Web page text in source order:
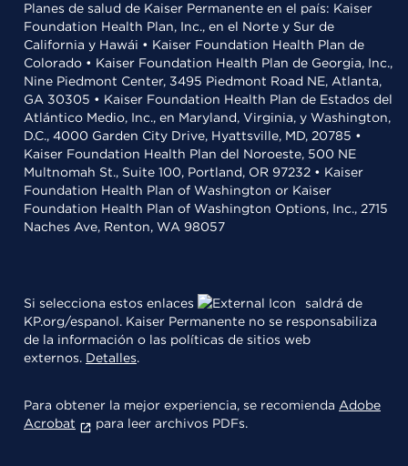
Planes de salud de Kaiser Permanente en el país: Kaiser
Foundation Health Plan, Inc., en el Norte y Sur de
California y Hawái • Kaiser Foundation Health Plan de
Colorado • Kaiser Foundation Health Plan de Georgia, Inc.,
Nine Piedmont Center, 3495 Piedmont Road NE, Atlanta,
GA 30305 • Kaiser Foundation Health Plan de Estados del
Atlántico Medio, Inc., en Maryland, Virginia, y Washington,
D.C., 4000 Garden City Drive, Hyattsville, MD, 20785 •
Kaiser Foundation Health Plan del Noroeste, 500 NE
Multnomah St., Suite 100, Portland, OR 97232 • Kaiser
Foundation Health Plan of Washington or Kaiser
Foundation Health Plan of Washington Options, Inc., 2715
Naches Ave, Renton, WA 98057
Si selecciona estos enlaces
saldrá de
KP.org/espanol. Kaiser Permanente no se responsabiliza
de la información o las políticas de sitios web
externos. Detalles.
Para obtener la mejor experiencia, se recomienda Adobe
Acrobat
para leer archivos PDFs.